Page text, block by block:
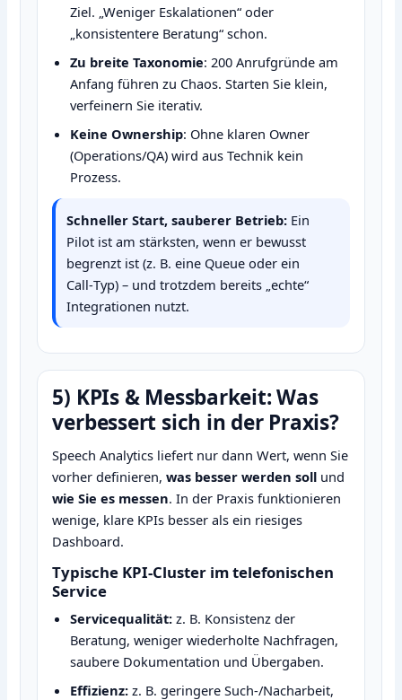
Ziel. „Weniger Eskalationen“ oder
„konsistentere Beratung“ schon.
Zu breite Taxonomie: 200 Anrufgründe am
Anfang führen zu Chaos. Starten Sie klein,
verfeinern Sie iterativ.
Keine Ownership: Ohne klaren Owner
(Operations/QA) wird aus Technik kein
Prozess.
Schneller Start, sauberer Betrieb: Ein
Pilot ist am stärksten, wenn er bewusst
begrenzt ist (z. B. eine Queue oder ein
Call‑Typ) – und trotzdem bereits „echte“
Integrationen nutzt.
5) KPIs & Messbarkeit: Was
verbessert sich in der Praxis?
Speech Analytics liefert nur dann Wert, wenn Sie
vorher definieren,was besser werden soll und
wie Sie es messen. In der Praxis funktionieren
wenige, klare KPIs besser als ein riesiges
Dashboard.
Typische KPI‑Cluster im telefonischen
Service
Servicequalität: z. B. Konsistenz der
Beratung, weniger wiederholte Nachfragen,
saubere Dokumentation und Übergaben.
Effizienz: z. B. geringere Such‑/Nacharbeit,